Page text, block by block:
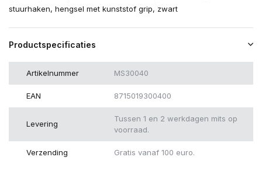
stuurhaken, hengsel met kunststof grip, zwart
Productspecificaties
Artikelnummer MS30040
EAN 8715019300400
Levering
Tussen 1 en 2 werkdagen mits op
voorraad.
Verzending Gratis vanaf 100 euro.